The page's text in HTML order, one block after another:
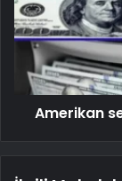
Amerikan